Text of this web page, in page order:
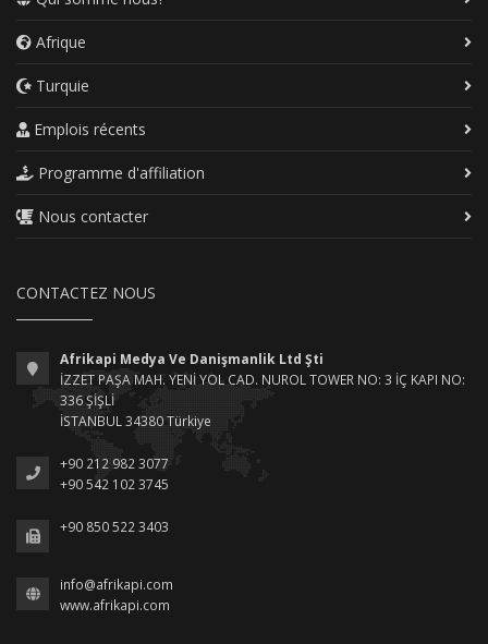
Afrique
Turquie
Emplois récents
Programme d'affiliation
Nous contacter
CONTACTEZ NOUS
Afrikapi Medya Ve Danişmanlik Ltd Şti
İZZET PAŞA MAH. YENİ YOL CAD. NUROL TOWER NO: 3 İÇ KAPI NO:
336 ŞİŞLİ
İSTANBUL 34380 Türkiye
+90 212 982 3077
+90 542 102 3745
+90 850 522 3403
info@afrikapi.com
www.afrikapi.com